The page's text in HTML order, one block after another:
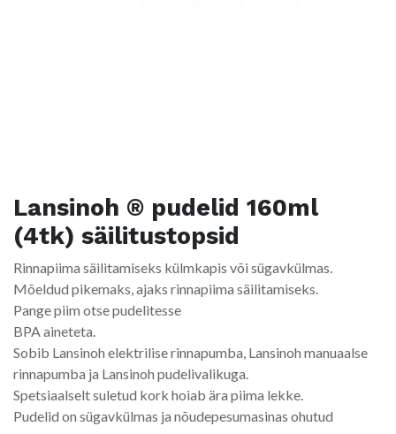
Lansinoh ® pudelid 160ml
(4tk) säilitustopsid
Rinnapiima säilitamiseks külmkapis või sügavkülmas.
Mõeldud pikemaks, ajaks rinnapiima säilitamiseks.
Pange piim otse pudelitesse
BPA aineteta.
Sobib Lansinoh elektrilise rinnapumba, Lansinoh manuaalse
rinnapumba ja Lansinoh pudelivalikuga.
Spetsiaalselt suletud kork hoiab ära piima lekke.
Pudelid on sügavkülmas ja nõudepesumasinas ohutud